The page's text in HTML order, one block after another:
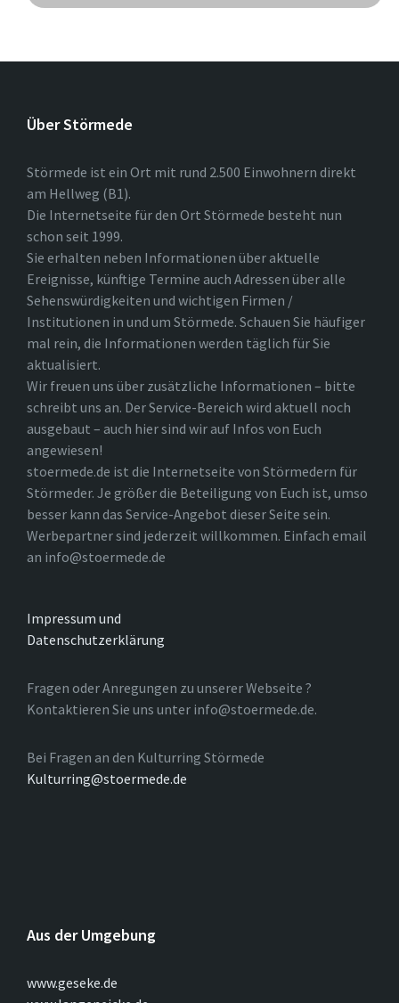
Über Störmede
Störmede ist ein Ort mit rund 2.500 Einwohnern direkt
am Hellweg (B1).
Die Internetseite für den Ort Störmede besteht nun
schon seit 1999.
Sie erhalten neben Informationen über aktuelle
Ereignisse, künftige Termine auch Adressen über alle
Sehenswürdigkeiten und wichtigen Firmen /
Institutionen in und um Störmede. Schauen Sie häufiger
mal rein, die Informationen werden täglich für Sie
aktualisiert.
Wir freuen uns über zusätzliche Informationen – bitte
schreibt uns an. Der Service-Bereich wird aktuell noch
ausgebaut – auch hier sind wir auf Infos von Euch
angewiesen!
stoermede.de ist die Internetseite von Störmedern für
Störmeder. Je größer die Beteiligung von Euch ist, umso
besser kann das Service-Angebot dieser Seite sein.
Werbepartner sind jederzeit willkommen. Einfach email
an info@stoermede.de
Impressum und
Datenschutzerklärung
Fragen oder Anregungen zu unserer Webseite ?
Kontaktieren Sie uns unter info@stoermede.de.
Bei Fragen an den Kulturring Störmede
Kulturring@stoermede.de
Aus der Umgebung
www.geseke.de